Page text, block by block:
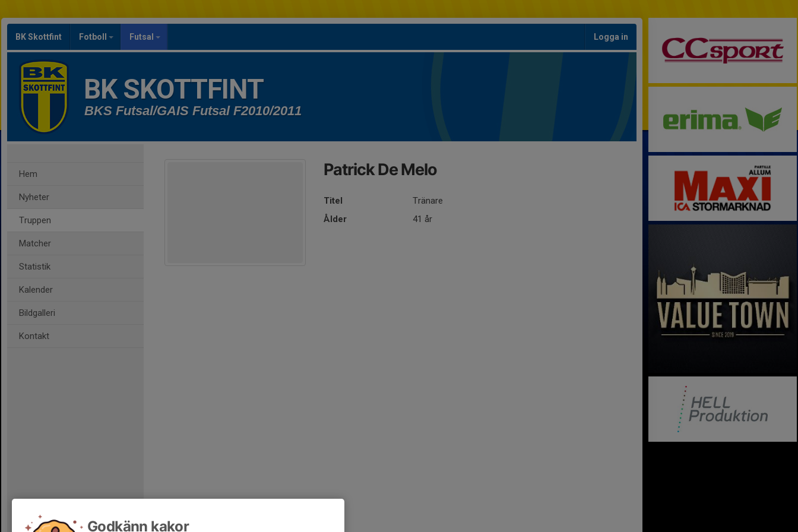
BK Skottfint Fotboll Futsal Logga in
BK SKOTTFINT
BKS Futsal/GAIS Futsal F2010/2011
Hem
Nyheter
Truppen
Matcher
Statistik
Kalender
Bildgalleri
Kontakt
Patrick De Melo
Titel
Tränare
Ålder
41 år
Godkänn kakor